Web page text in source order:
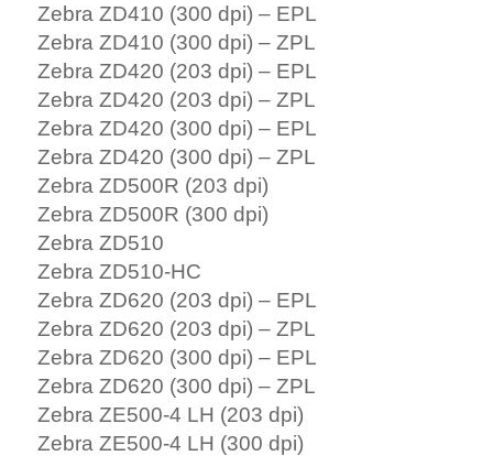
Zebra ZD410 (300 dpi) – EPL
Zebra ZD410 (300 dpi) – ZPL
Zebra ZD420 (203 dpi) – EPL
Zebra ZD420 (203 dpi) – ZPL
Zebra ZD420 (300 dpi) – EPL
Zebra ZD420 (300 dpi) – ZPL
Zebra ZD500R (203 dpi)
Zebra ZD500R (300 dpi)
Zebra ZD510
Zebra ZD510-HC
Zebra ZD620 (203 dpi) – EPL
Zebra ZD620 (203 dpi) – ZPL
Zebra ZD620 (300 dpi) – EPL
Zebra ZD620 (300 dpi) – ZPL
Zebra ZE500-4 LH (203 dpi)
Zebra ZE500-4 LH (300 dpi)